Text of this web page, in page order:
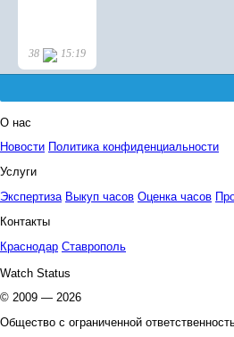
О нас
Новости Политика конфиденциальности
Услуги
Экспертиза Выкуп часов Оценка часов
Контакты
Краснодар Ставрополь
Watch Status
© 2009 — 2026
Общество с ограниченной